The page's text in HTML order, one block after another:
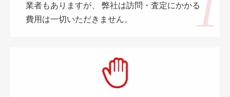
業者もありますが、 弊社は訪問・査定にかかる
費用は一切いただきません。